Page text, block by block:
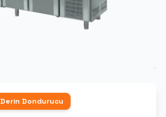
Derin Dondurucu